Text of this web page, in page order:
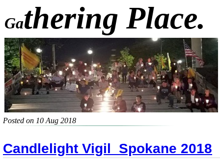
Gathering Place.
Posted on 10 Aug 2018
Candlelight Vigil_Spokane 2018